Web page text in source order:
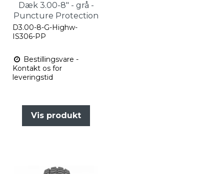
Dæk 3.00-8" - grå -
Puncture Protection
D3.00-8-G-Highw-
IS306-PP
Bestillingsvare -
Kontakt os for
leveringstid
Vis produkt